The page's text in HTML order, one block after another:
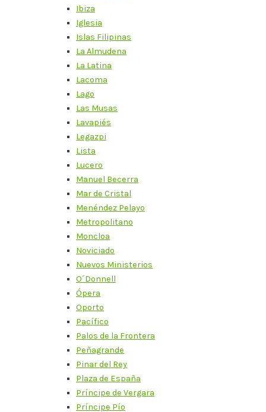
Ibiza
Iglesia
Islas Filipinas
La Almudena
La Latina
Lacoma
Lago
Las Musas
Lavapiés
Legazpi
Lista
Lucero
Manuel Becerra
Mar de Cristal
Menéndez Pelayo
Metropolitano
Moncloa
Noviciado
Nuevos Ministerios
O´Donnell
Ópera
Oporto
Pacífico
Palos de la Frontera
Peñagrande
Pinar del Rey
Plaza de España
Príncipe de Vergara
Príncipe Pío